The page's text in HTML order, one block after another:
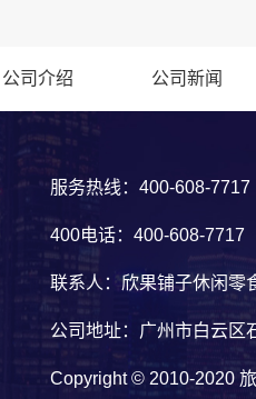
公司介绍 公司新闻
服务热线：400-608-7717
400电话：400-608-7717
联系人：欣果铺子休闲零
公司地址：广州市白云区
Copyright © 2010-2020